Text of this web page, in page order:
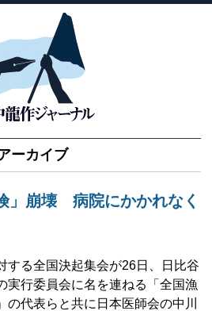
ーカイブ
」崩壊 病院にかかれなく
る全国決起集会が26日、日比谷
実行委員会に名を連ねる「全国漁
代表らと共に日本医師会の中川